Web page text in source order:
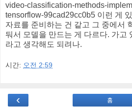
video-classification-methods-
tensorflow-99cad29cc0b5 이런 게
자료를 준비하는 건 같고 그 중에서
둬서 모델을 만드는 게 다르다. 가고
라고 생각해도 되려나.
시간: 오전 2:59
‹ 홈